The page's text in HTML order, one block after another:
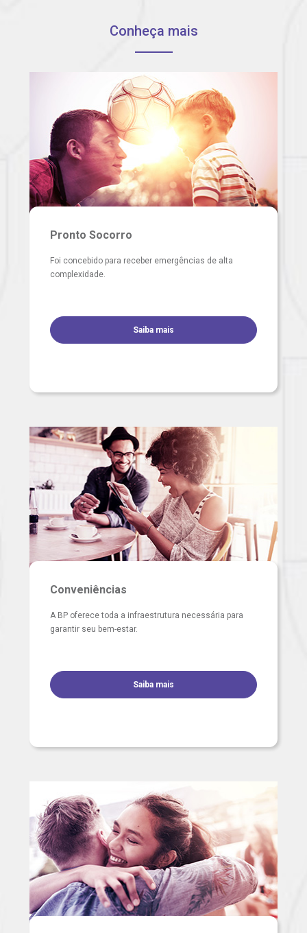
Conheça mais
Pronto Socorro
Foi concebido para receber emergências de alta
complexidade.
Saiba mais
Conveniências
A BP oferece toda a infraestrutura necessária para
garantir seu bem-estar.
Saiba mais